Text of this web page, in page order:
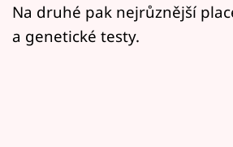
Na druhé pak nejrůznější
a genetické testy.